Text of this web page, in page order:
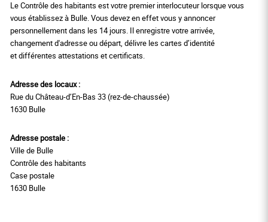
Le Contrôle des habitants est votre premier interlocuteur lorsque vous
vous établissez à Bulle. Vous devez en effet vous y annoncer
personnellement dans les 14 jours. Il enregistre votre arrivée,
changement d'adresse ou départ, délivre les cartes d’identité
et différentes attestations et certificats.
Adresse des locaux :
Rue du Château-d’En-Bas 33 (rez-de-chaussée)
1630 Bulle
Adresse postale :
Ville de Bulle
Contrôle des habitants
Case postale
1630 Bulle